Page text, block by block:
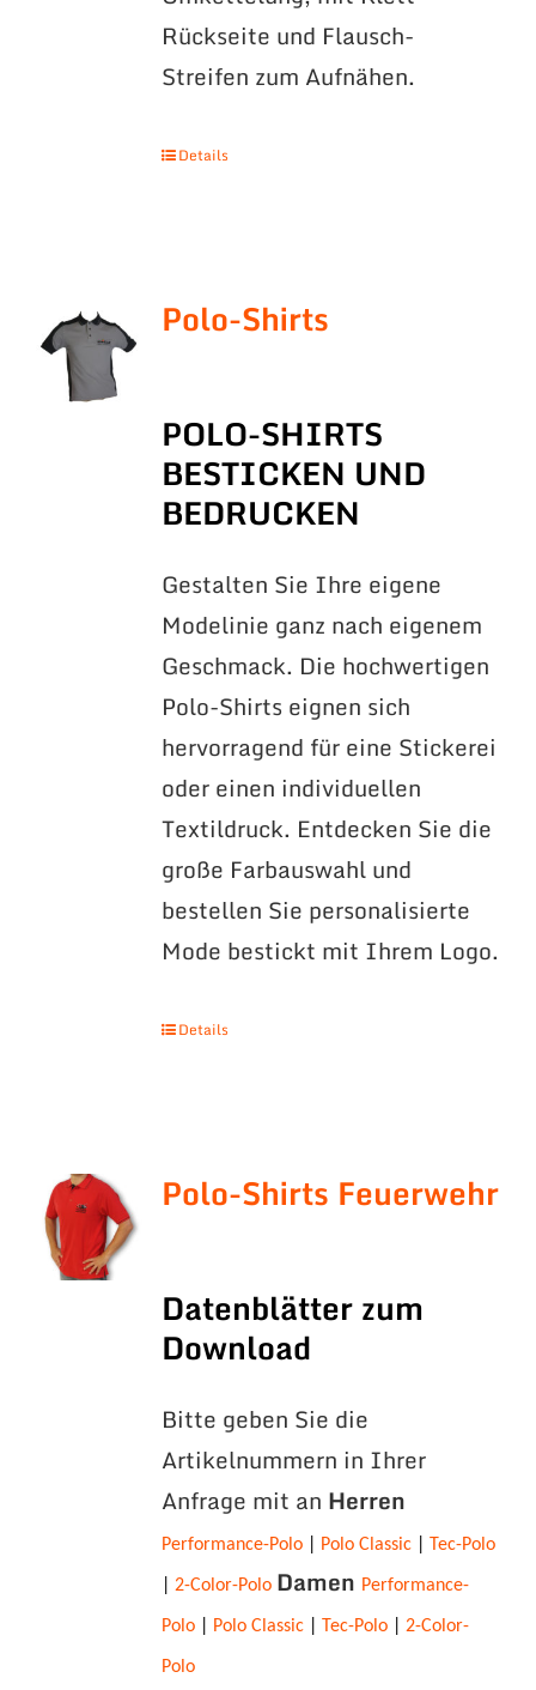
Rückseite und Flausch-
Streifen zum Aufnähen.
Details
Polo-Shirts
POLO-SHIRTS
BESTICKEN UND
BEDRUCKEN
Gestalten Sie Ihre eigene
Modelinie ganz nach eigenem
Geschmack. Die hochwertigen
Polo-Shirts eignen sich
hervorragend für eine Stickerei
oder einen individuellen
Textildruck. Entdecken Sie die
große Farbauswahl und
bestellen Sie personalisierte
Mode bestickt mit Ihrem Logo.
Details
Polo-Shirts Feuerwehr
Datenblätter zum
Download
Bitte geben Sie die
Artikelnummern in Ihrer
Anfrage mit an Herren
Performance-Polo| Polo Classic| Tec-Polo
2-Color-Polo Damen Performance-
Polo| Polo Classic| Tec-Polo| 2-Color-
Polo